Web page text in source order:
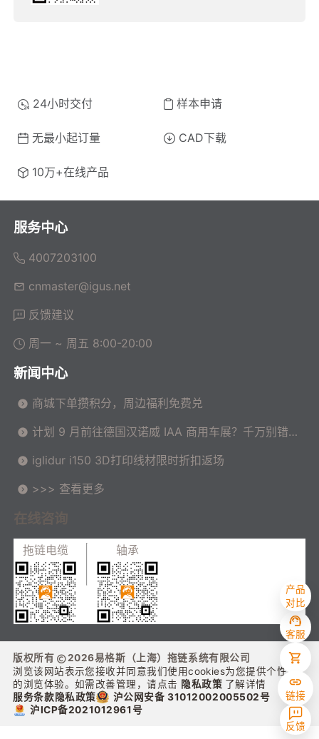
24小时交付 样本申请
无最小起订量 CAD下载
10万+在线产品
服务中心
4007203100
cnmaster@igus.net
反馈建议
周一 ~ 周五 8:00-20:00
新闻中心
商城下单攒积分，周边福利免费兑
计划 9 月前往德国汉诺威 IAA 商用车展？千万别错过
iglidur i150 3D打印线材限时折扣返场
>>> 查看更多
拖链电缆 轴承
版权所有 2026易格斯（上海）拖链系统有限公司
浏览该网站表示您接收并同意我们使用cookies为您提供个性化
的浏览体验。如需改善管理，请点击 隐私政策 了解详情
服务条款隐私政策
沪公网安备 31012002005502号
沪ICP备2021012961号
产品
对比
客服
链接
反馈